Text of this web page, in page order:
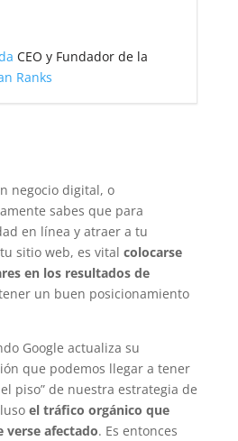
CEO y Fundador de la
Ranks
negocio digital, o
sabes que para
en línea y atraer a tu
sitio web, es vital colocarse
en los resultados de
un buen posicionamiento
Google actualiza su
que podemos llegar a tener
piso” de nuestra estrategia de
el tráfico orgánico que
verse afectado. Es entonces